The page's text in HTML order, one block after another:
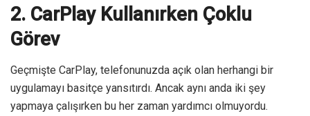
2. CarPlay Kullanırken Çoklu
Görev
Geçmişte CarPlay, telefonunuzda açık olan herhangi bir
uygulamayı basitçe yansıtırdı. Ancak aynı anda iki şey
yapmaya çalışırken bu her zaman yardımcı olmuyordu.